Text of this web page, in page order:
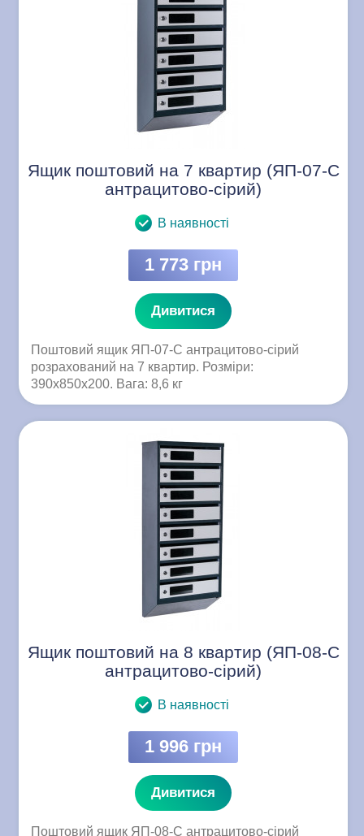
Ящик поштовий на 7 квартир (ЯП-07-C
антрацитово-сірий)
В наявності
1 773 грн
Дивитися
Поштовий ящик ЯП-07-C антрацитово-сірий
розрахований на 7 квартир. Розміри:
390x850x200. Вага: 8,6 кг
Ящик поштовий на 8 квартир (ЯП-08-C
антрацитово-сірий)
В наявності
1 996 грн
Дивитися
Поштовий ящик ЯП-08-C антрацитово-сірий